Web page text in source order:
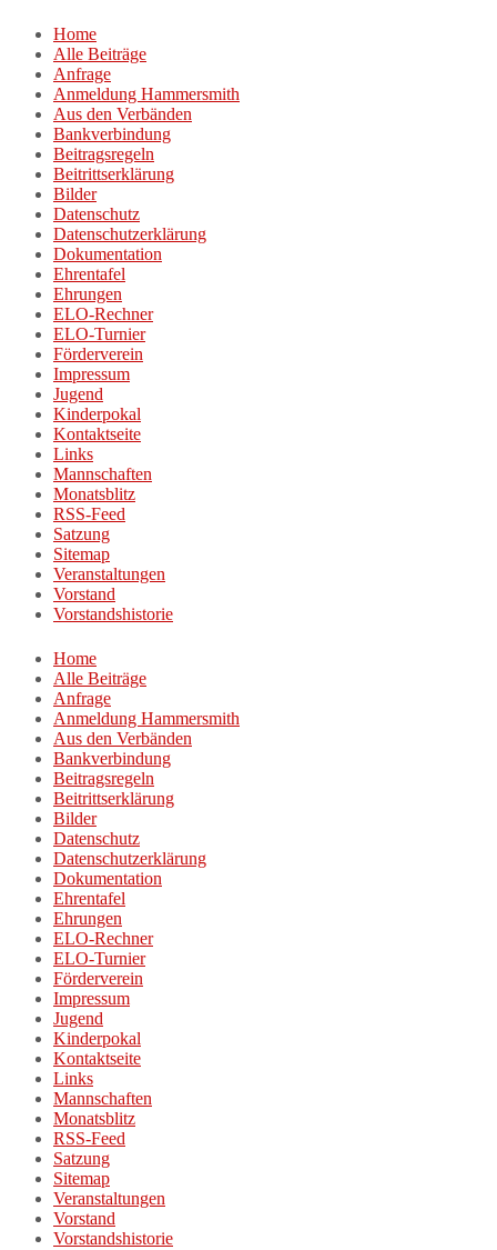
Zum
Inhalt
springen
Home
Alle Beiträge
Anfrage
Anmeldung Hammersmith
Aus den Verbänden
Bankverbindung
Beitragsregeln
Beitrittserklärung
Bilder
Datenschutz
Datenschutzerklärung
Dokumentation
Ehrentafel
Ehrungen
ELO-Rechner
ELO-Turnier
Förderverein
Impressum
Jugend
Kinderpokal
Kontaktseite
Links
Mannschaften
Monatsblitz
RSS-Feed
Satzung
Sitemap
Veranstaltungen
Vorstand
Vorstandshistorie
Home
Alle Beiträge
Anfrage
Anmeldung Hammersmith
Aus den Verbänden
Bankverbindung
Beitragsregeln
Beitrittserklärung
Bilder
Datenschutz
Datenschutzerklärung
Dokumentation
Ehrentafel
Ehrungen
ELO-Rechner
ELO-Turnier
Förderverein
Impressum
Jugend
Kinderpokal
Kontaktseite
Links
Mannschaften
Monatsblitz
RSS-Feed
Satzung
Sitemap
Veranstaltungen
Vorstand
Vorstandshistorie